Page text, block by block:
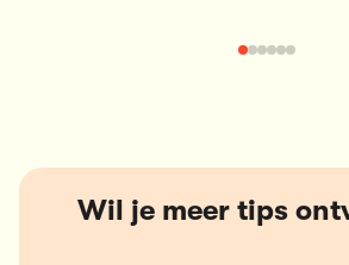
Wil je meer tips